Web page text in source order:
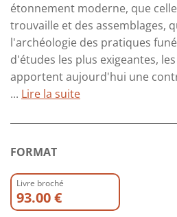
étonnement moderne, que
trouvaille et des assemblages,
l'archéologie des pratiques
d'études les plus exigeantes,
apportent aujourd'hui une
... Lire la suite
FORMAT
Livre broché
93.00 €